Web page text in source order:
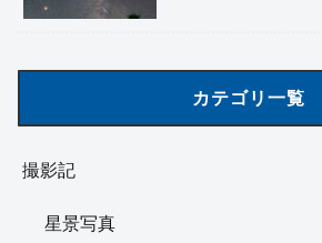
カテゴリ一覧
撮影記
星景写真